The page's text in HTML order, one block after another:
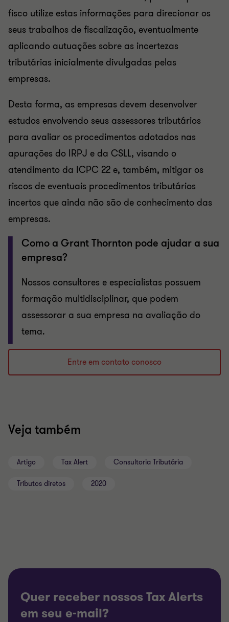
fisco utilize estas informações para direcionar os
seus trabalhos de fiscalização, eventualmente
aplicando autuações sobre as incertezas
tributárias inicialmente divulgadas pelas
empresas.
Desta forma, as empresas devem desenvolver
estudos envolvendo seus assessores tributários
para avaliar os procedimentos adotados nas
apurações do IRPJ e da CSLL, visando o
atendimento da ICPC 22 e, também, mitigar os
riscos de eventuais procedimentos tributários
incertos que ainda não são de conhecimento das
empresas.
Como a Grant Thornton pode ajudar a sua
empresa?
Nossos consultores e especialistas possuem
formação multidisciplinar, que podem
assessorar a sua empresa na avaliação do
tema.
Entre em contato conosco
Veja também
Artigo Tax Alert Consultoria Tributária
Tributos diretos 2020
Quer receber nossos Tax Alerts
em seu e-mail?